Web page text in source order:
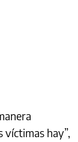
víctimas hay”,